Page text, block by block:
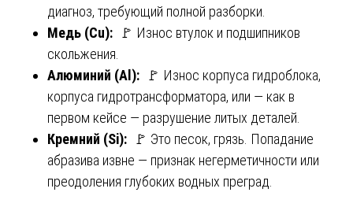
диагноз, требующий полной разборки.
Медь (Cu):
🚩 Износ втулок и подшипников
скольжения.
Алюминий (Al):
🚩 Износ корпуса гидроблока,
корпуса гидротрансформатора, или — как в
первом кейсе — разрушение литых деталей.
Кремний (Si):
🚩 Это песок, грязь. Попадание
абразива извне — признак негерметичности или
преодоления глубоких водных преград.